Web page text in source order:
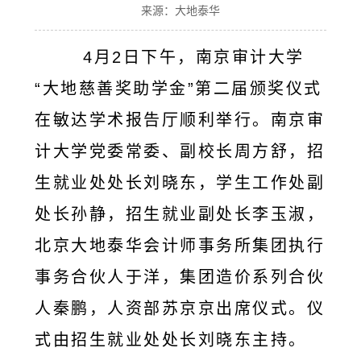
来源：大地泰华
4月2日下午，南京审计大学
“大地慈善奖助学金”第二届颁奖仪式
在敏达学术报告厅顺利举行。南京审
计大学党委常委、副校长周方舒，招
生就业处处长刘晓东，学生工作处副
处长孙静，招生就业副处长李玉淑，
北京大地泰华会计师事务所集团执行
事务合伙人于洋，集团造价系列合伙
人秦鹏，人资部苏京京出席仪式。仪
式由招生就业处处长刘晓东主持。